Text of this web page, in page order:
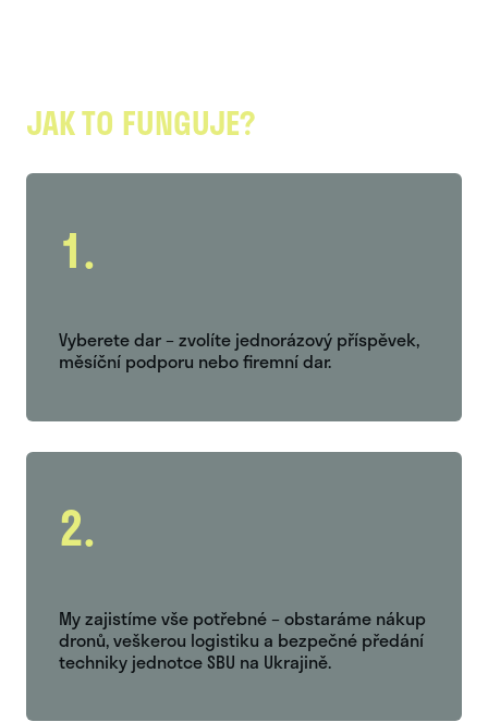
JAK TO FUNGUJE?
1.
Vyberete dar – zvolíte jednorázový příspěvek,
měsíční podporu nebo firemní dar.
2.
My zajistíme vše potřebné – obstaráme nákup
dronů, veškerou logistiku a bezpečné předání
techniky jednotce SBU na Ukrajině.